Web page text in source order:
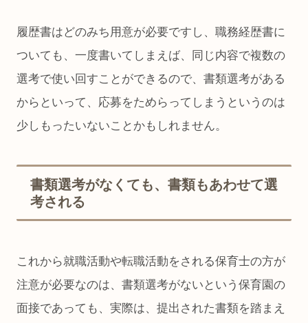
履歴書はどのみち用意が必要ですし、職務経歴書に
ついても、一度書いてしまえば、同じ内容で複数の
選考で使い回すことができるので、書類選考がある
からといって、応募をためらってしまうというのは
少しもったいないことかもしれません。
書類選考がなくても、書類もあわせて選
考される
これから就職活動や転職活動をされる保育士の方が
注意が必要なのは、書類選考がないという保育園の
面接であっても、実際は、提出された書類を踏まえ